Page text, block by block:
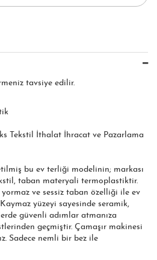
tavsiye edilir.
Tekstil İthalat İhracat ve Pazarlama
bu ev terliği modelinin; markası
taban materyali termoplastiktir.
yormaz ve sessiz taban özelliği ile ev
yüzeyi sayesinde seramik,
güvenli adımlar atmanıza
geçmiştir. Çamaşır makinesi
Sadece nemli bir bez ile